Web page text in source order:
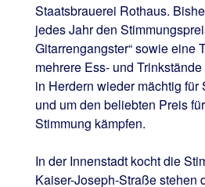
Staatsbrauerei Rothaus.
jedes Jahr den
Gitarrengangster“ sowie eine
mehrere Ess- und
in Herdern wieder mächtig für
und um den beliebten Preis
Stimmung kämpfen.
In der Innenstadt kocht die
Kaiser-Joseph-Straße stehen